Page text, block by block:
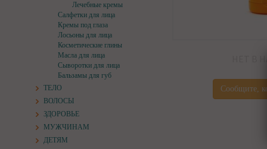
Лечебные кремы
Салфетки для лица
Кремы под глаза
Лосьоны для лица
Косметические глины
Масла для лица
Сыворотки для лица
Бальзамы для губ
ТЕЛО
ВОЛОСЫ
ЗДОРОВЬЕ
МУЖЧИНАМ
ДЕТЯМ
НЕТ В
Сообщите,